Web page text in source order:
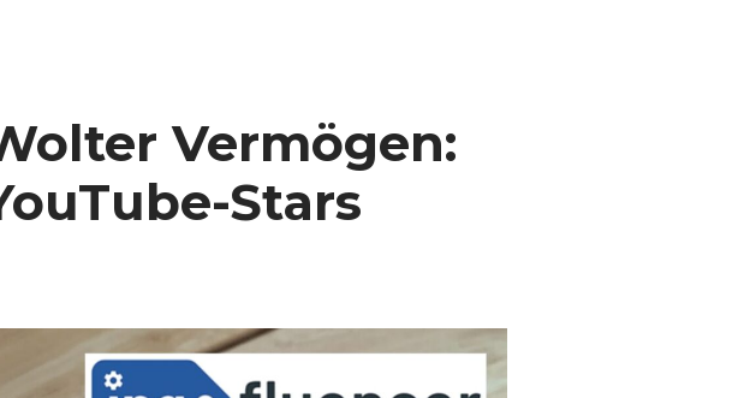
Vermögen:
Stars